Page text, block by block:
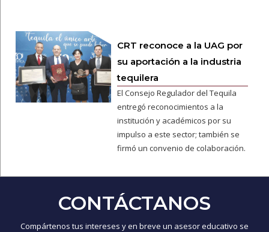
CRT reconoce a la UAG por
su aportación a la industria
tequilera
El Consejo Regulador del Tequila
entregó reconocimientos a la
institución y académicos por su
impulso a este sector; también se
firmó un convenio de colaboración.
CONTÁCTANOS
Compártenos tus intereses y en breve un asesor educativo se